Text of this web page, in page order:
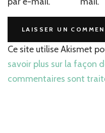
Ce site utilise Akismet
savoir plus sur la façon
commentaires sont